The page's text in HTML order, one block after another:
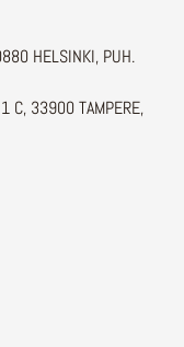
HELSINKI, PUH.
1 C, 33900 TAMPERE,